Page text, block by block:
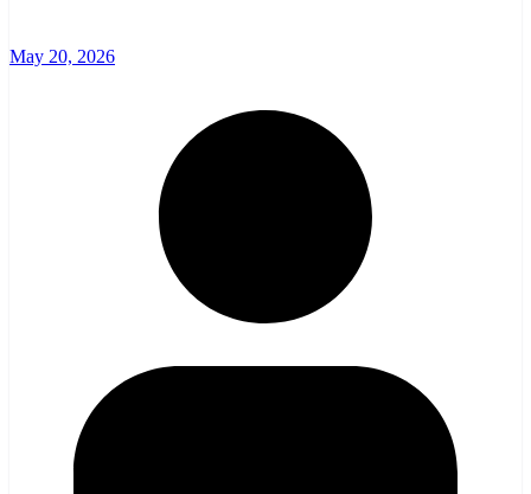
May 20, 2026